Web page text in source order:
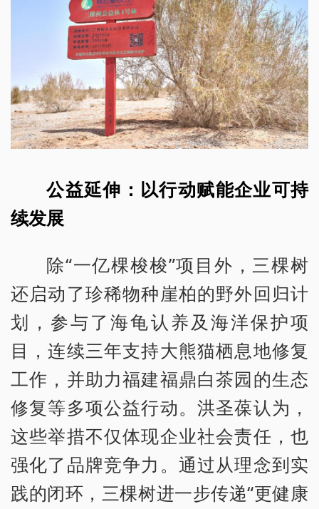
公益延伸：以行动赋能企业可持
续发展
除“一亿棵梭梭”项目外，三棵树
还启动了珍稀物种崖柏的野外回归计
划，参与了海龟认养及海洋保护项
目，连续三年支持大熊猫栖息地修复
工作，并助力福建福鼎白茶园的生态
修复等多项公益行动。洪圣葆认为，
这些举措不仅体现企业社会责任，也
强化了品牌竞争力。通过从理念到实
践的闭环，三棵树进一步传递“更健康